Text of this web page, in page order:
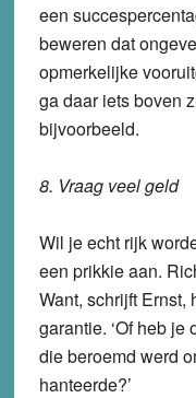
een
beweren dat
opmerkelijke
ga daar iets boven
bijvoorbeeld.
8. Vraag veel geld
Wil je echt rijk
een prikkie aan.
Want, schrijft
garantie. ‘Of heb
die beroemd werd
hanteerde?’